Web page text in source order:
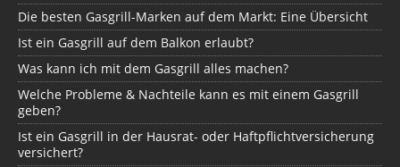
Die besten Gasgrill-Marken auf dem Markt: Eine Übersicht
Ist ein Gasgrill auf dem Balkon erlaubt?
Was kann ich mit dem Gasgrill alles machen?
Welche Probleme & Nachteile kann es mit einem Gasgrill
geben?
Ist ein Gasgrill in der Hausrat- oder Haftpflichtversicherung
versichert?